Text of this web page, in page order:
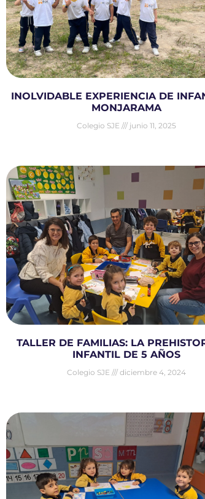
INOLVIDABLE EXPERIENCIA DE
MONJARAMA
Colegio SJE junio 11, 2025
TALLER DE FAMILIAS: LA
INFANTIL DE 5 AÑOS
Colegio SJE diciembre 4, 2024